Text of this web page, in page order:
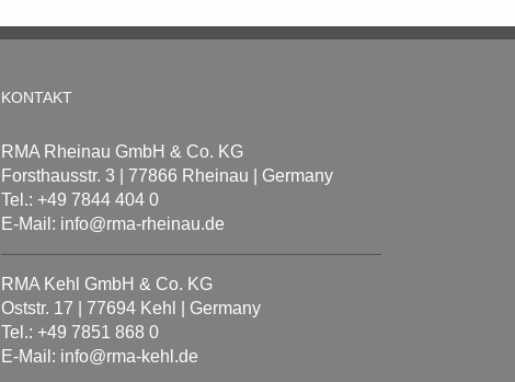
KONTAKT
RMA Rheinau GmbH & Co. KG
Forsthausstr. 3 | 77866 Rheinau | Germany
Tel.: +49 7844 404 0
E-Mail: info@rma-rheinau.de
RMA Kehl GmbH & Co. KG
Oststr. 17 | 77694 Kehl | Germany
Tel.: +49 7851 868 0
E-Mail: info@rma-kehl.de